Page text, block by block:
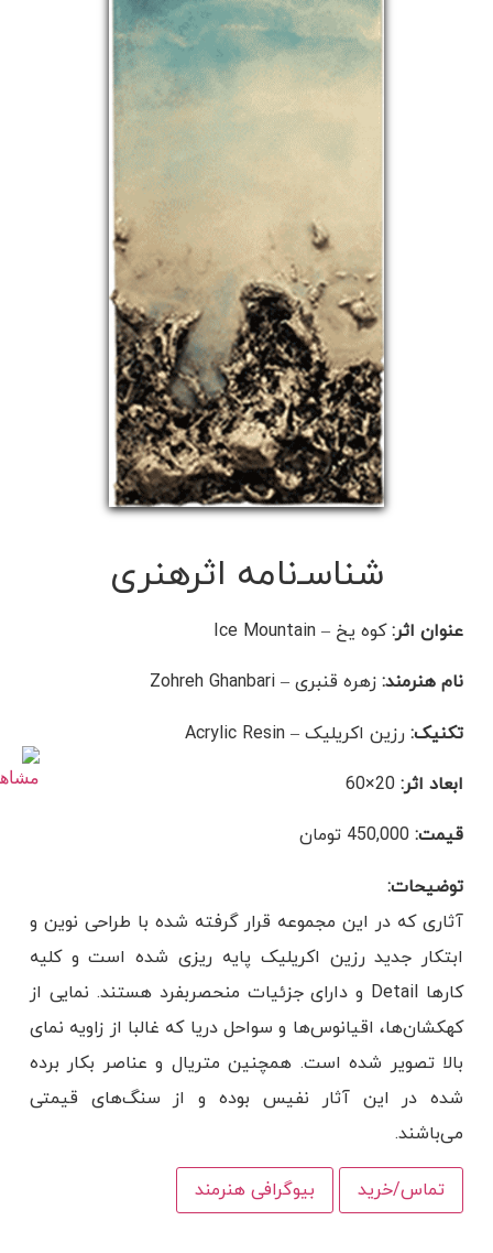
شناسـ‌نامه اثرهنری
عنوان اثر:کوه یخ – Ice Mountain
نام هنرمند: زهره قنبری – Zohreh Ghanbari
تکنیک: رزین اکریلیک – Acrylic Resin
ابعاد اثر: 20×60
قیمت:450,000 تومان
توضیحات:
آثاری که در این مجموعه قرار گرفته شده با طراحی نوین و
ابتکار جدید رزین اکریلیک پایه ریزی شده است و کلیه
کارها Detail و دارای جزئیات منحصربفرد هستند. نمایی از
کهکشان‌ها، اقیانوس‌ها و سواحل دریا که غالبا از زاویه نمای
بالا تصویر شده است. همچنین متریال و عناصر بکار برده
شده در این آثار نفیس بوده و از سنگ‌های قیمتی
می‌باشند.
تماس/خرید بیوگرافی هنرمند